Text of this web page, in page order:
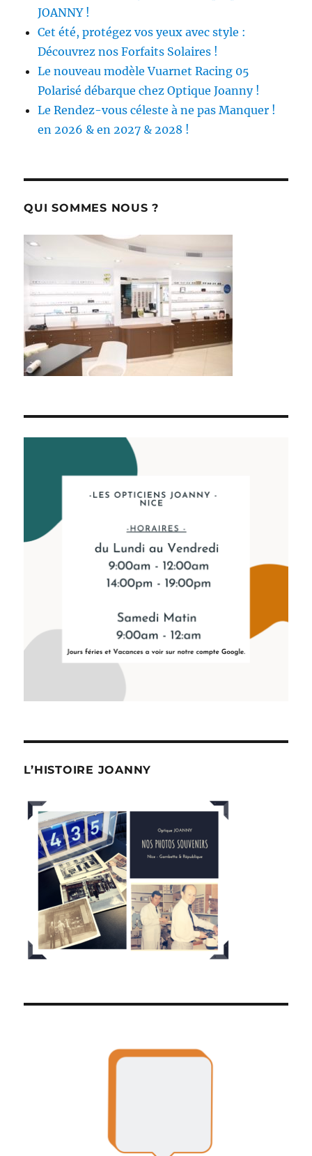
JOANNY !
Cet été, protégez vos yeux avec style :
Découvrez nos Forfaits Solaires !
Le nouveau modèle Vuarnet Racing 05
Polarisé débarque chez Optique Joanny !
Le Rendez-vous céleste à ne pas Manquer !
en 2026 & en 2027 & 2028 !
QUI SOMMES NOUS ?
L’HISTOIRE JOANNY